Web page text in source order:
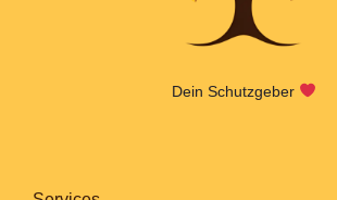
Dein Schutzgeber